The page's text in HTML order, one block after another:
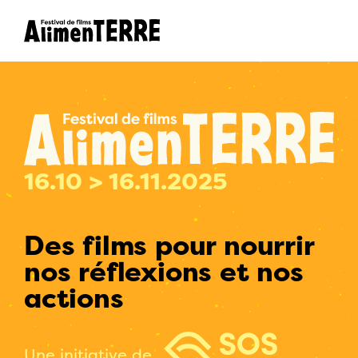
16.10 > 16.11.2025
Des films pour nourrir
nos réflexions et nos
actions